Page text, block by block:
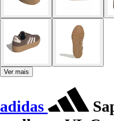
Ver mais
adidas